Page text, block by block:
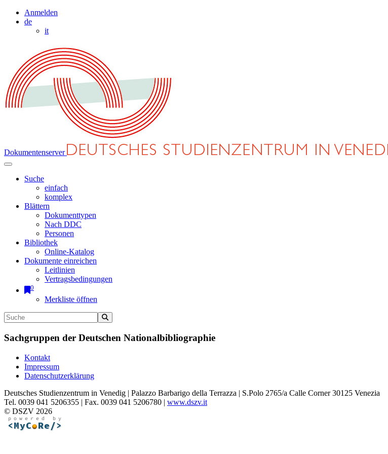
Anmelden
de
it
Dokumentenserver
Suche
einfach
komplex
Blättern
Dokumenttypen
Nach DDC
Personen
Bibliothek
Online-Katalog
Dokumente einreichen
Leitlinien
Vertragsbedingungen
0
Merkliste öffnen
Sachgruppen der Deutschen Nationalbibliographie
Kontakt
Impressum
Datenschutzerklärung
Deutsches Studienzentrum in Venedig | Palazzo Barbarigo della Terrazza | S.Polo 2765/a Calle Corner 30125 Venezia
Tel. 0039 041 5206355 | Fax. 0039 041 5206780 | www.dszv.it
© DSZV 2026